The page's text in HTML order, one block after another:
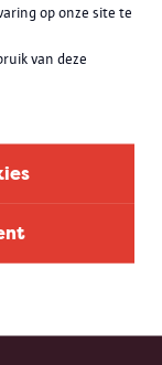
op onze site te
van deze